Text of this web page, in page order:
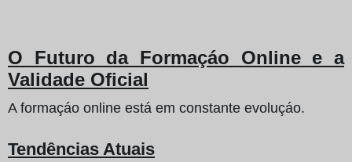
O Futuro da Formaçáo Online e a
Validade Oficial
A formaçáo online está em constante evoluçáo.
Tendências Atuais